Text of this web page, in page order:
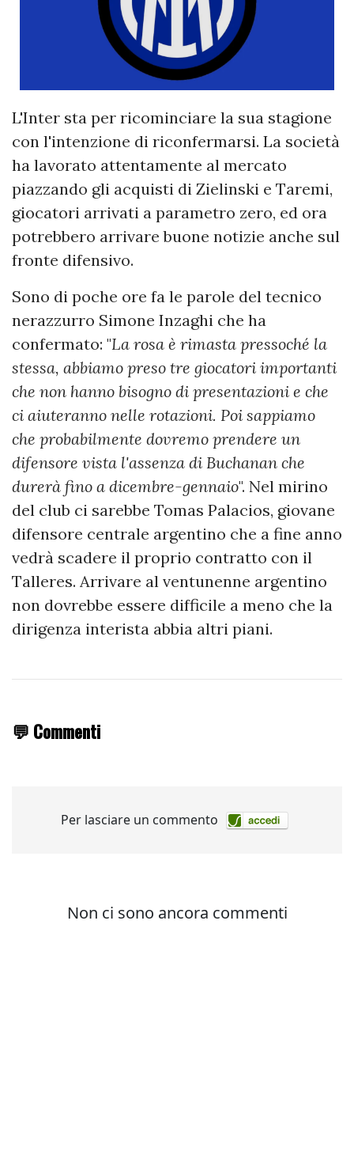
L'Inter sta per ricominciare la sua stagione
con l'intenzione di riconfermarsi. La società
ha lavorato attentamente al mercato
piazzando gli acquisti di Zielinski e Taremi,
giocatori arrivati a parametro zero, ed ora
potrebbero arrivare buone notizie anche sul
fronte difensivo.
Sono di poche ore fa le parole del tecnico
nerazzurro Simone Inzaghi che ha
confermato: "La rosa è rimasta pressoché la
stessa, abbiamo preso tre giocatori importanti
che non hanno bisogno di presentazioni e che
ci aiuteranno nelle rotazioni. Poi sappiamo
che probabilmente dovremo prendere un
difensore vista l'assenza di Buchanan che
durerà fino a dicembre-gennaio". Nel mirino
del club ci sarebbe Tomas Palacios, giovane
difensore centrale argentino che a fine anno
vedrà scadere il proprio contratto con il
Talleres. Arrivare al ventunenne argentino
non dovrebbe essere difficile a meno che la
dirigenza interista abbia altri piani.
💬 Commenti